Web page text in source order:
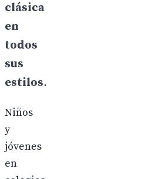
clásica
en
todos
sus
estilos.
Niños
y
jóvenes
en